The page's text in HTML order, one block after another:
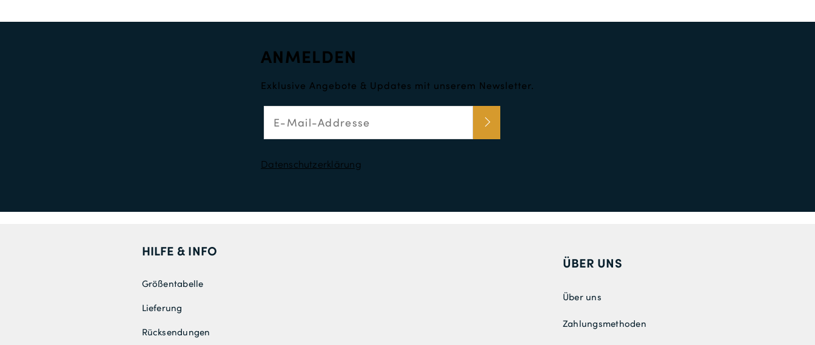
ANMELDEN
Exklusive Angebote & Updates mit unserem Newsletter.
Datenschutzerklärung
HILFE & INFO
Größentabelle
Lieferung
Rücksendungen
ÜBER UNS
Über uns
Zahlungsmethoden